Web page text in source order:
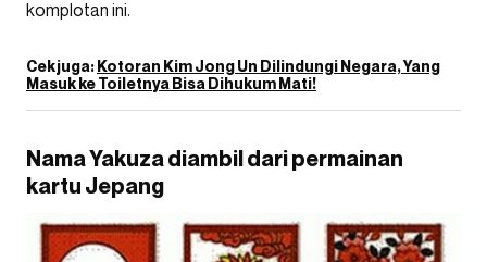
komplotan ini.
Cek juga:Kotoran Kim Jong Un Dilindungi Negara, Yang
Masuk ke Toiletnya Bisa Dihukum Mati!
Nama Yakuza diambil dari permainan
kartu Jepang